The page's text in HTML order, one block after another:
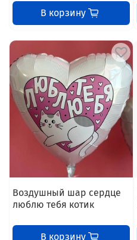
В корзину
Воздушный шар сердце
люблю тебя котик
В корзину